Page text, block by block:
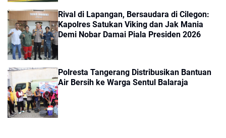
Rival di Lapangan, Bersaudara di Cilegon:
Kapolres Satukan Viking dan Jak Mania
Demi Nobar Damai Piala Presiden 2026
Polresta Tangerang Distribusikan Bantuan
Air Bersih ke Warga Sentul Balaraja